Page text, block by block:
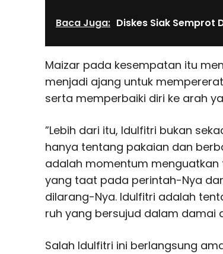
Baca Juga: Diskes Siak Semprot
Maizar pada kesempatan itu
menjadi ajang untuk
serta memperbaiki diri ke arah
”Lebih dari itu, Idulfitri bukan
hanya tentang pakaian dan
adalah momentum
yang taat pada perintah-Nya
dilarang-Nya. Idulfitri adalah
ruh yang bersujud dalam damai
Salah Idulfitri ini berlangsung